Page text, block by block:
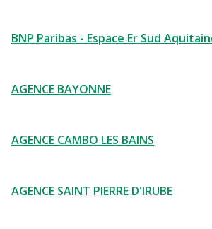
BNP Paribas - Espace Er Sud
AGENCE BAYONNE
AGENCE CAMBO LES BAINS
AGENCE SAINT PIERRE D'IRUBE